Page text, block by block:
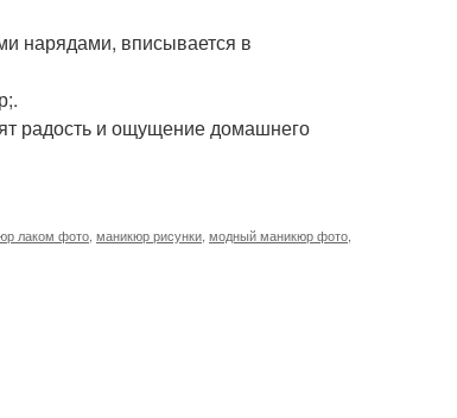
нарядами, вписывается в
радость и ощущение домашнего
лаком фото маникюр рисунки модный маникюр фото